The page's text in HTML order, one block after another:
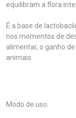
equilibram a flora
É a base de
nos momentos de
alimentar, o ganho
animais.
Modo de uso: